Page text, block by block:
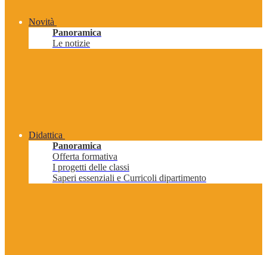
Novità
Panoramica
Le notizie
Didattica
Panoramica
Offerta formativa
I progetti delle classi
Saperi essenziali e Curricoli dipartimento